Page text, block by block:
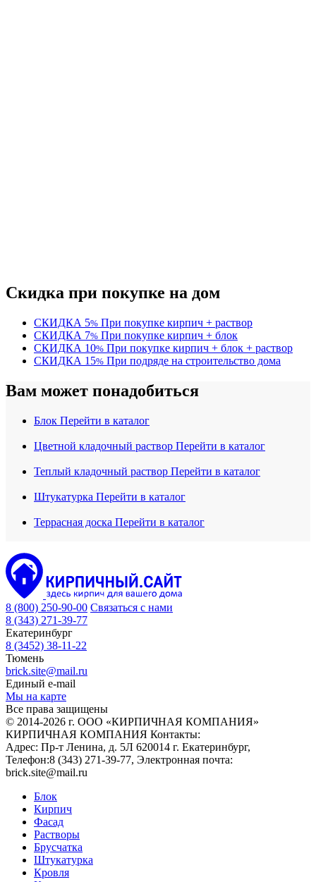
Скидка при покупке на дом
СКИДКА 5% При покупке кирпич + раствор
СКИДКА 7% При покупке кирпич + блок
СКИДКА 10% При покупке кирпич + блок + раствор
СКИДКА 15% При подряде на строительство дома
Вам может понадобиться
Блок Перейти в каталог
Цветной кладочный раствор Перейти в каталог
Теплый кладочный раствор Перейти в каталог
Штукатурка Перейти в каталог
Террасная доска Перейти в каталог
8 (800) 250-90-00 Связаться с нами
8 (343) 271-39-77
Екатеринбург
8 (3452) 38-11-22
Тюмень
brick.site@mail.ru
Единый e-mail
Мы на карте
Все права защищены
© 2014-2026 г. ООО «КИРПИЧНАЯ КОМПАНИЯ»
КИРПИЧНАЯ КОМПАНИЯ Контакты:
Адрес: Пр-т Ленина, д. 5Л 620014 г. Екатеринбург,
Телефон:8 (343) 271-39-77, Электронная почта:
brick.site@mail.ru
Блок
Кирпич
Фасад
Растворы
Брусчатка
Штукатурка
Кровля